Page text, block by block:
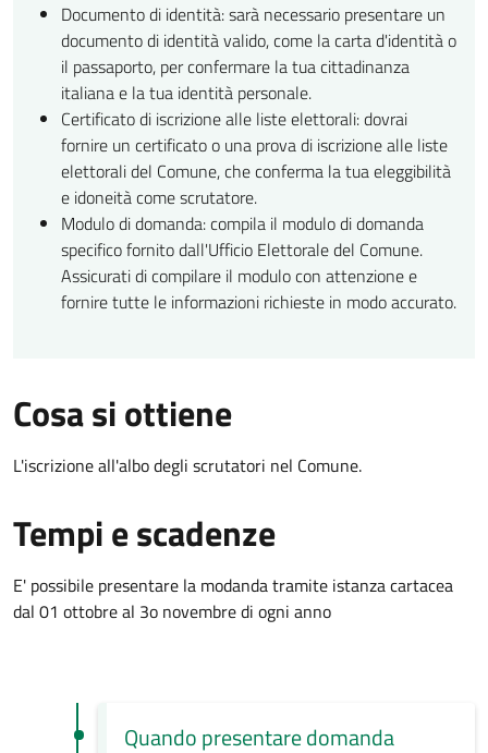
Documento di identità: sarà necessario presentare un
documento di identità valido, come la carta d'identità o
il passaporto, per confermare la tua cittadinanza
italiana e la tua identità personale.
Certificato di iscrizione alle liste elettorali: dovrai
fornire un certificato o una prova di iscrizione alle liste
elettorali del Comune, che conferma la tua eleggibilità
e idoneità come scrutatore.
Modulo di domanda: compila il modulo di domanda
specifico fornito dall'Ufficio Elettorale del Comune.
Assicurati di compilare il modulo con attenzione e
fornire tutte le informazioni richieste in modo accurato.
Cosa si ottiene
L'iscrizione all'albo degli scrutatori nel Comune.
Tempi e scadenze
E' possibile presentare la modanda tramite istanza cartacea
dal 01 ottobre al 3o novembre di ogni anno
Quando presentare domanda